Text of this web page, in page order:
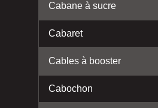
Cabane à sucre
Cabaret
Cables à booster
Cabochon